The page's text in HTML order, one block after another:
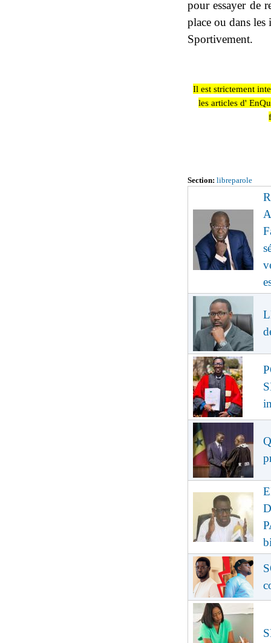
pour essayer de
place ou dans les
Sportivement.
Il est strictement
les articles d'
Section: libreparole